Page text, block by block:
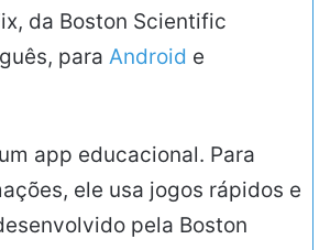
para Android e
app educacional. Para
ele usa jogos rápidos e
pela Boston